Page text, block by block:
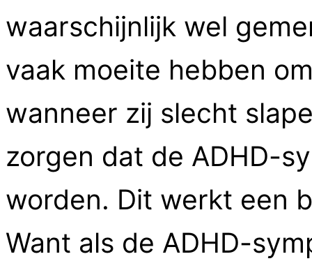
waarschijnlijk wel
vaak moeite hebben
wanneer zij slecht
zorgen dat de ADHD-
worden. Dit werkt een
Want als de ADHD-